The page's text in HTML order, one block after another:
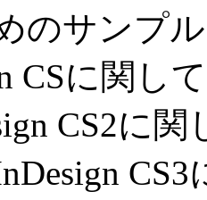
のサンプ
CSに関し
CS2に関